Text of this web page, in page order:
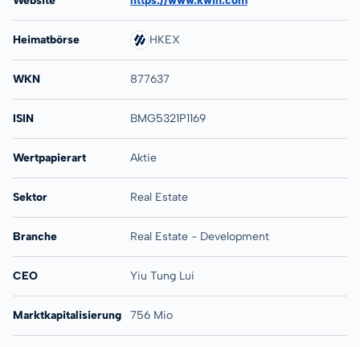
Heimatbörse HKEX
WKN 877637
ISIN BMG5321P1169
Wertpapierart Aktie
Sektor Real Estate
Branche Real Estate - Development
CEO Yiu Tung Lui
Marktkapitalisierung 756 Mio